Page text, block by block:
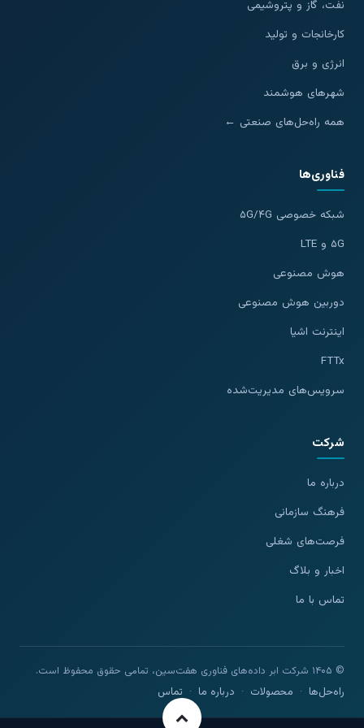
نفت، گاز و پتروشیمی
کارخانجات و تولید
انرژی و برق
شهرهای هوشمند
همه راه‌حل‌های صنعتی ←
فناوری‌ها
شبکه خصوصی ۵G/۴G
۵G و LTE
هوش مصنوعی
دوربین هوش مصنوعی
اینترنت اشیا
FTTx
سرویس‌های مدیریت‌شده
شرکت
درباره ما
فرهنگ سازمانی
فرصت‌های شغلی
اخبار و بلاگ
تماس با ما
© ۱۴۰۵ شرکت ابر داده‌های فناوری هفت‌سین، تمامی حقوق محفوظ است.
راه‌حل‌ها · محصولات · درباره ما · تماس